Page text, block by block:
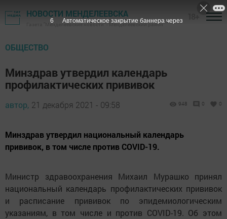
НОВОСТИ МЕНДЕЛЕЕВСКА
Газета "Менделеевские новости" - Менделеевский район
ОБЩЕСТВО
Минздрав утвердил календарь
профилактических прививок
автор, 21 декабря 2021 - 09:58 948 0 0
Минздрав утвердил национальный календарь
прививок, в том числе против COVID-19.
Министр здравоохранения Михаил Мурашко принял
национальный календарь профилактических прививок
и расписание прививок по эпидемиологическим
указаниям, в том числе и против COVID-19. Об этом
6 Автоматическое закрытие баннера через